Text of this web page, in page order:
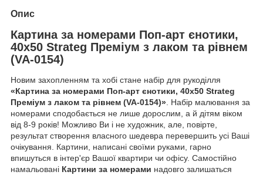
Опис
Картина за номерами Поп-арт єнотики,
40х50 Strateg Преміум з лаком та рівнем
(VA-0154)
Новим захопленням та хобі стане набір для рукоділля
«Картина за номерами Поп-арт єнотики, 40х50 Strateg
Преміум з лаком та рівнем (VA-0154)». Набір малювання за
номерами сподобається не лише дорослим, а й дітям віком
від 8-9 років! Можливо Ви і не художник, але, повірте,
результат створення власного шедевра перевершить усі Ваші
очікування. Картини, написані своїми руками, гарно
впишуться в інтер'єр Вашої квартири чи офісу. Самостійно
намальовані Картини за номерами надовго залишаться